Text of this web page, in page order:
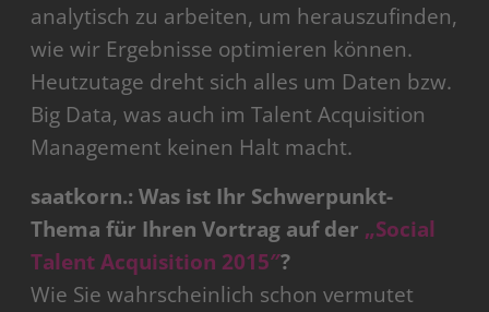
analytisch zu arbeiten, um herauszufinden,
wie wir Ergebnisse optimieren können.
Heutzutage dreht sich alles um Daten bzw.
Big Data, was auch im Talent Acquisition
Management keinen Halt macht.
saatkorn.: Was ist Ihr Schwerpunkt-
Thema für Ihren Vortrag auf der „Social
Talent Acquisition 2015″?
Wie Sie wahrscheinlich schon vermutet